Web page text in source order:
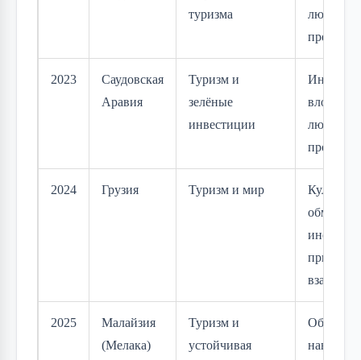
туризма
люди и
превыше
2023
Саудовская
Аравия
Туризм и
зелёные
инвестиции
людей,
2024 Грузия Туризм и мир
обмен
2025
Малайзия
(Мелака)
Туризм и
устойчивая
навыки,